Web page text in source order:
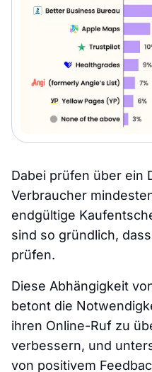
Dabei prüfen über ein
Verbraucher
endgültige
sind so gründlich,
prüfen.
Diese Abhängigkeit
betont die
ihren Online-Ruf zu
verbessern, und
von positivem